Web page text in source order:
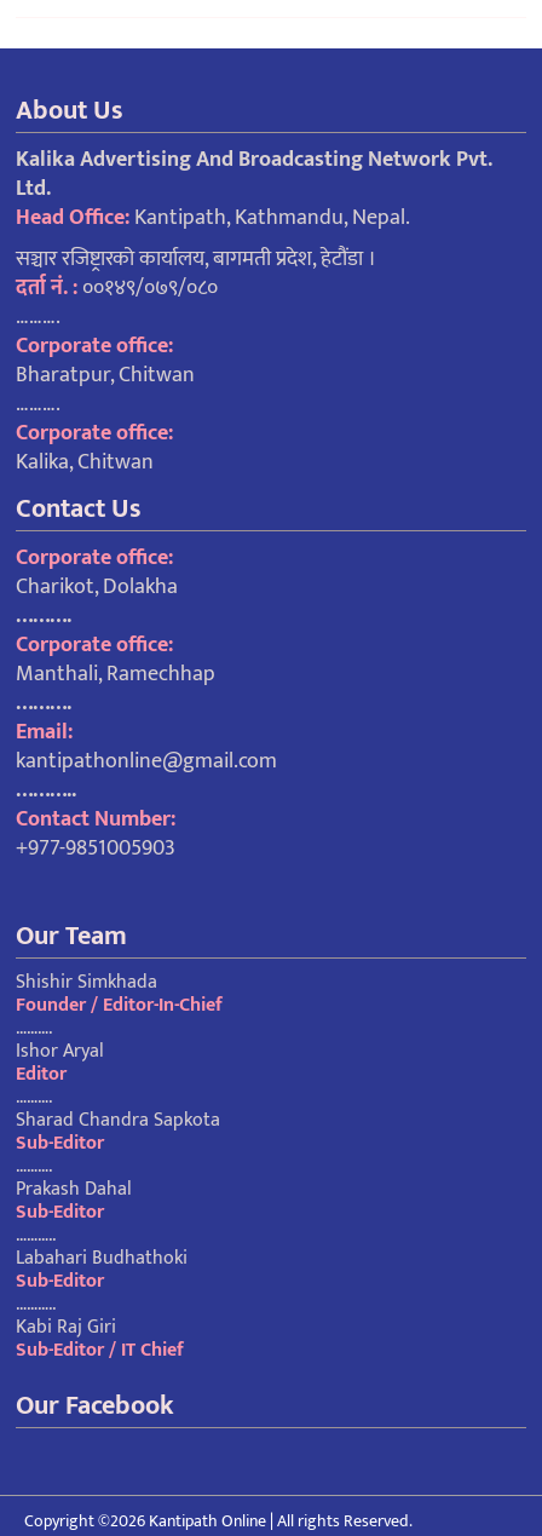
About Us
Kalika Advertising And Broadcasting Network Pvt.
Ltd.
Head Office:Kantipath, Kathmandu, Nepal.
सञ्चार रजिष्ट्रारको कार्यालय, बागमती प्रदेश, हेटौंडा ।
दर्ता नं. :००१४९/०७९/०८०
……….
Corporate office:
Bharatpur, Chitwan
……….
Corporate office:
Kalika, Chitwan
Contact Us
Corporate office:
Charikot, Dolakha
……….
Corporate office:
Manthali, Ramechhap
……….
Email:
kantipathonline@gmail.com
………..
Contact Number:
+977-9851005903
Our Team
Shishir Simkhada
Founder / Editor-In-Chief
……….
Ishor Aryal
Editor
……….
Sharad Chandra Sapkota
Sub-Editor
……….
Prakash Dahal
Sub-Editor
………..
Labahari Budhathoki
Sub-Editor
………..
Kabi Raj Giri
Sub-Editor / IT Chief
Our Facebook
Copyright ©2026 Kantipath Online | All rights Reserved.